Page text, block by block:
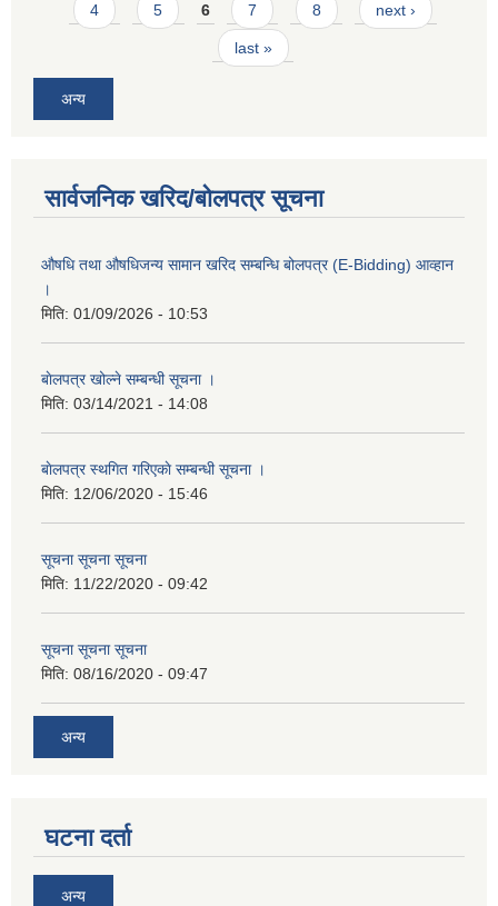
4 5 6 7 8 next ›
last »
अन्य
सार्वजनिक खरिद/बोलपत्र सूचना
औषधि तथा औषधिजन्य सामान खरिद सम्बन्धि बोलपत्र (E-Bidding) आव्हान
।
मिति: 01/09/2026 - 10:53
बाेलपत्र खोल्ने सम्बन्धी सूचना ।
मिति: 03/14/2021 - 14:08
बाेलपत्र स्थगित गरिएकाे सम्बन्धी सूचना ।
मिति: 12/06/2020 - 15:46
सूचना सूचना सूचना
मिति: 11/22/2020 - 09:42
सूचना सूचना सूचना
मिति: 08/16/2020 - 09:47
अन्य
घटना दर्ता
अन्य